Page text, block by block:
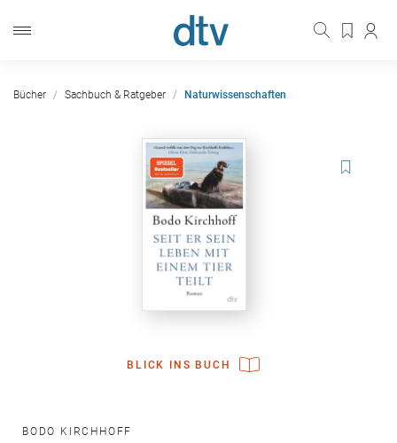
Bücher Sachbuch & Ratgeber Naturwissenschaften
BLICK INS BUCH
BODO KIRCHHOFF